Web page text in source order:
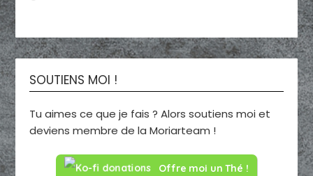
SOUTIENS MOI !
Tu aimes ce que je fais ? Alors soutiens moi et
deviens membre de la Moriarteam !
Offre moi un Thé !